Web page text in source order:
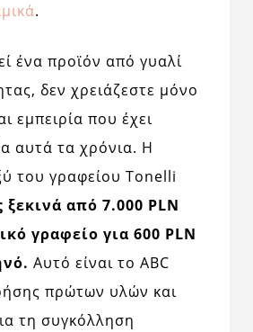
.
ένα προϊόν από γυαλί
δεν χρειάζεστε μόνο
εμπειρία που έχει
αυτά τα χρόνια. Η
του γραφείου Tonelli
ξεκινά από 7.000 PLN
γραφείο για 600 PLN
Αυτό είναι το ABC
πρώτων υλών και
τη συγκόλληση